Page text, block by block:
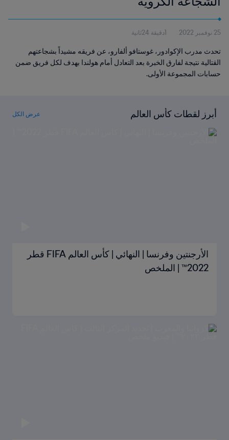
25 نوفمبر 2022 1دقيقة 24ثانية
تحدث مدرب الإكوادور، غوستافو ألفارو، عن فريقه مشيداً بشجاعتهم
القتالية نتيجة لفارق الخبرة بعد التعادل أمام هولندا بهدف لكل فريق ضمن
حسابات المجموعة الأولى.
أبرز لقطات كأس العالم عرض الكل
الأرجنتين وفرنسا | النهائي | كأس العالم FIFA قطر
2022™ | الملخص